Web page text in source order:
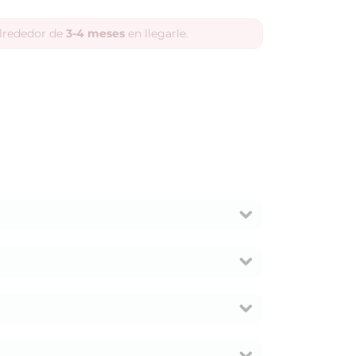
de 3-4 mesesen llegarle.